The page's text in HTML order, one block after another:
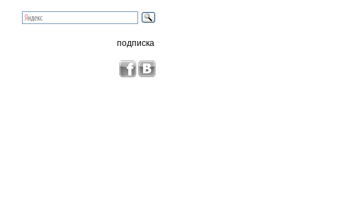
подписка